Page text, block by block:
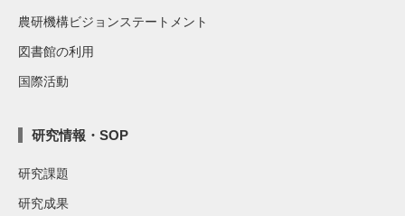
農研機構ビジョンステートメント
図書館の利用
国際活動
研究情報・SOP
研究課題
研究成果